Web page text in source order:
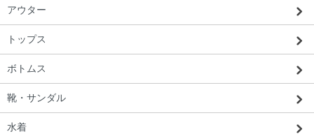
アウター
トップス
ボトムス
靴・サンダル
水着